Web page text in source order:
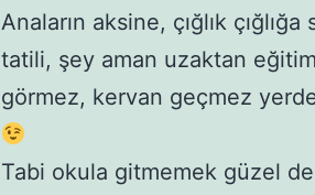
Anaların aksine, çığlık
tatili, şey aman uzaktan
görmez, kervan geçmez
Tabi okula gitmemek güzel